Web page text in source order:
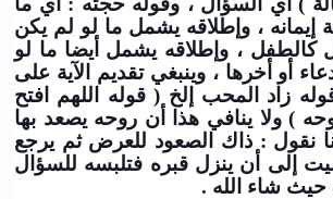
، وإطلاقه يشمل ما لو لم يكن
كالطفل ، وإطلاقه يشمل أيضا ما لو
أو أخرها ، وينبغي تقديم الآية على
زاد المحب إلخ ( قوله اللهم افتح
) ولا ينافي هذا أن روحه يصعد بها
نقول : ذاك الصعود للعرض ثم يرجع
إلى أن ينزل قبره فتلبسه للسؤال
حيث شاء الله .